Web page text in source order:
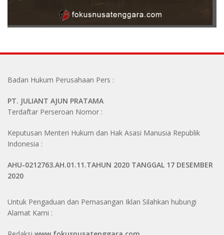
Badan Hukum Perusahaan Pers :
PT. JULIANT AJUN PRATAMA
Terdaftar Perseroan Nomor :
Keputusan Menteri Hukum dan Hak Asasi Manusia Republik
Indonesia :
AHU-0212763.AH.01.11.TAHUN 2020 TANGGAL 17 DESEMBER
2020
Untuk Pengaduan dan Pemasangan Iklan Silahkan hubungi
Alamat Kami :